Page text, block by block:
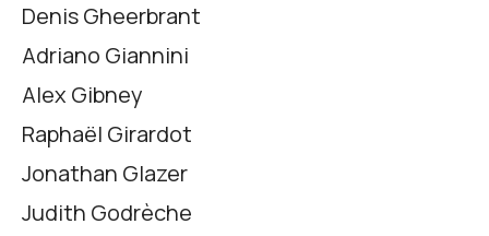
Denis Gheerbrant
Adriano Giannini
Alex Gibney
Raphaël Girardot
Jonathan Glazer
Judith Godrèche